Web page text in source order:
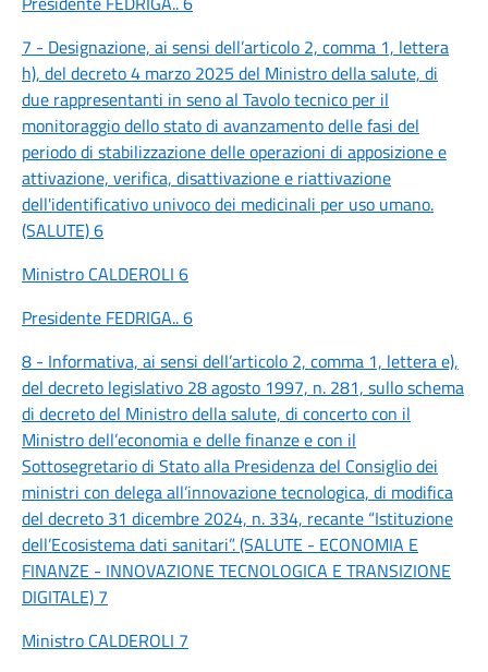
7 - Designazione, ai sensi dell’articolo 2, comma 1, lettera
h), del decreto 4 marzo 2025 del Ministro della salute, di
due rappresentanti in seno al Tavolo tecnico per il
monitoraggio dello stato di avanzamento delle fasi del
periodo di stabilizzazione delle operazioni di apposizione e
attivazione, verifica, disattivazione e riattivazione
dell'identificativo univoco dei medicinali per uso umano.
(SALUTE) 6
Ministro CALDEROLI 6
Presidente FEDRIGA.. 6
8 - Informativa, ai sensi dell’articolo 2, comma 1, lettera e),
del decreto legislativo 28 agosto 1997, n. 281, sullo schema
di decreto del Ministro della salute, di concerto con il
Ministro dell’economia e delle finanze e con il
Sottosegretario di Stato alla Presidenza del Consiglio dei
ministri con delega all’innovazione tecnologica, di modifica
del decreto 31 dicembre 2024, n. 334, recante “Istituzione
dell’Ecosistema dati sanitari”. (SALUTE - ECONOMIA E
FINANZE - INNOVAZIONE TECNOLOGICA E TRANSIZIONE
DIGITALE) 7
Ministro CALDEROLI 7